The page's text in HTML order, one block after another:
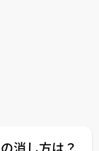
消し方は？